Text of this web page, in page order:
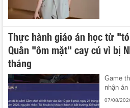
Thực hành giáo án học từ
Quân "ôm mặt" cay cú vì bị
tháng
Game
nhận
07/08/